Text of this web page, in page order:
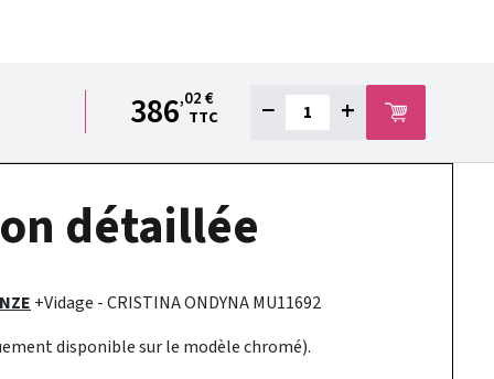
386,02 €
TTC
− +
détaillée
+Vidage - CRISTINA ONDYNA MU11692
disponible sur le modèle chromé).